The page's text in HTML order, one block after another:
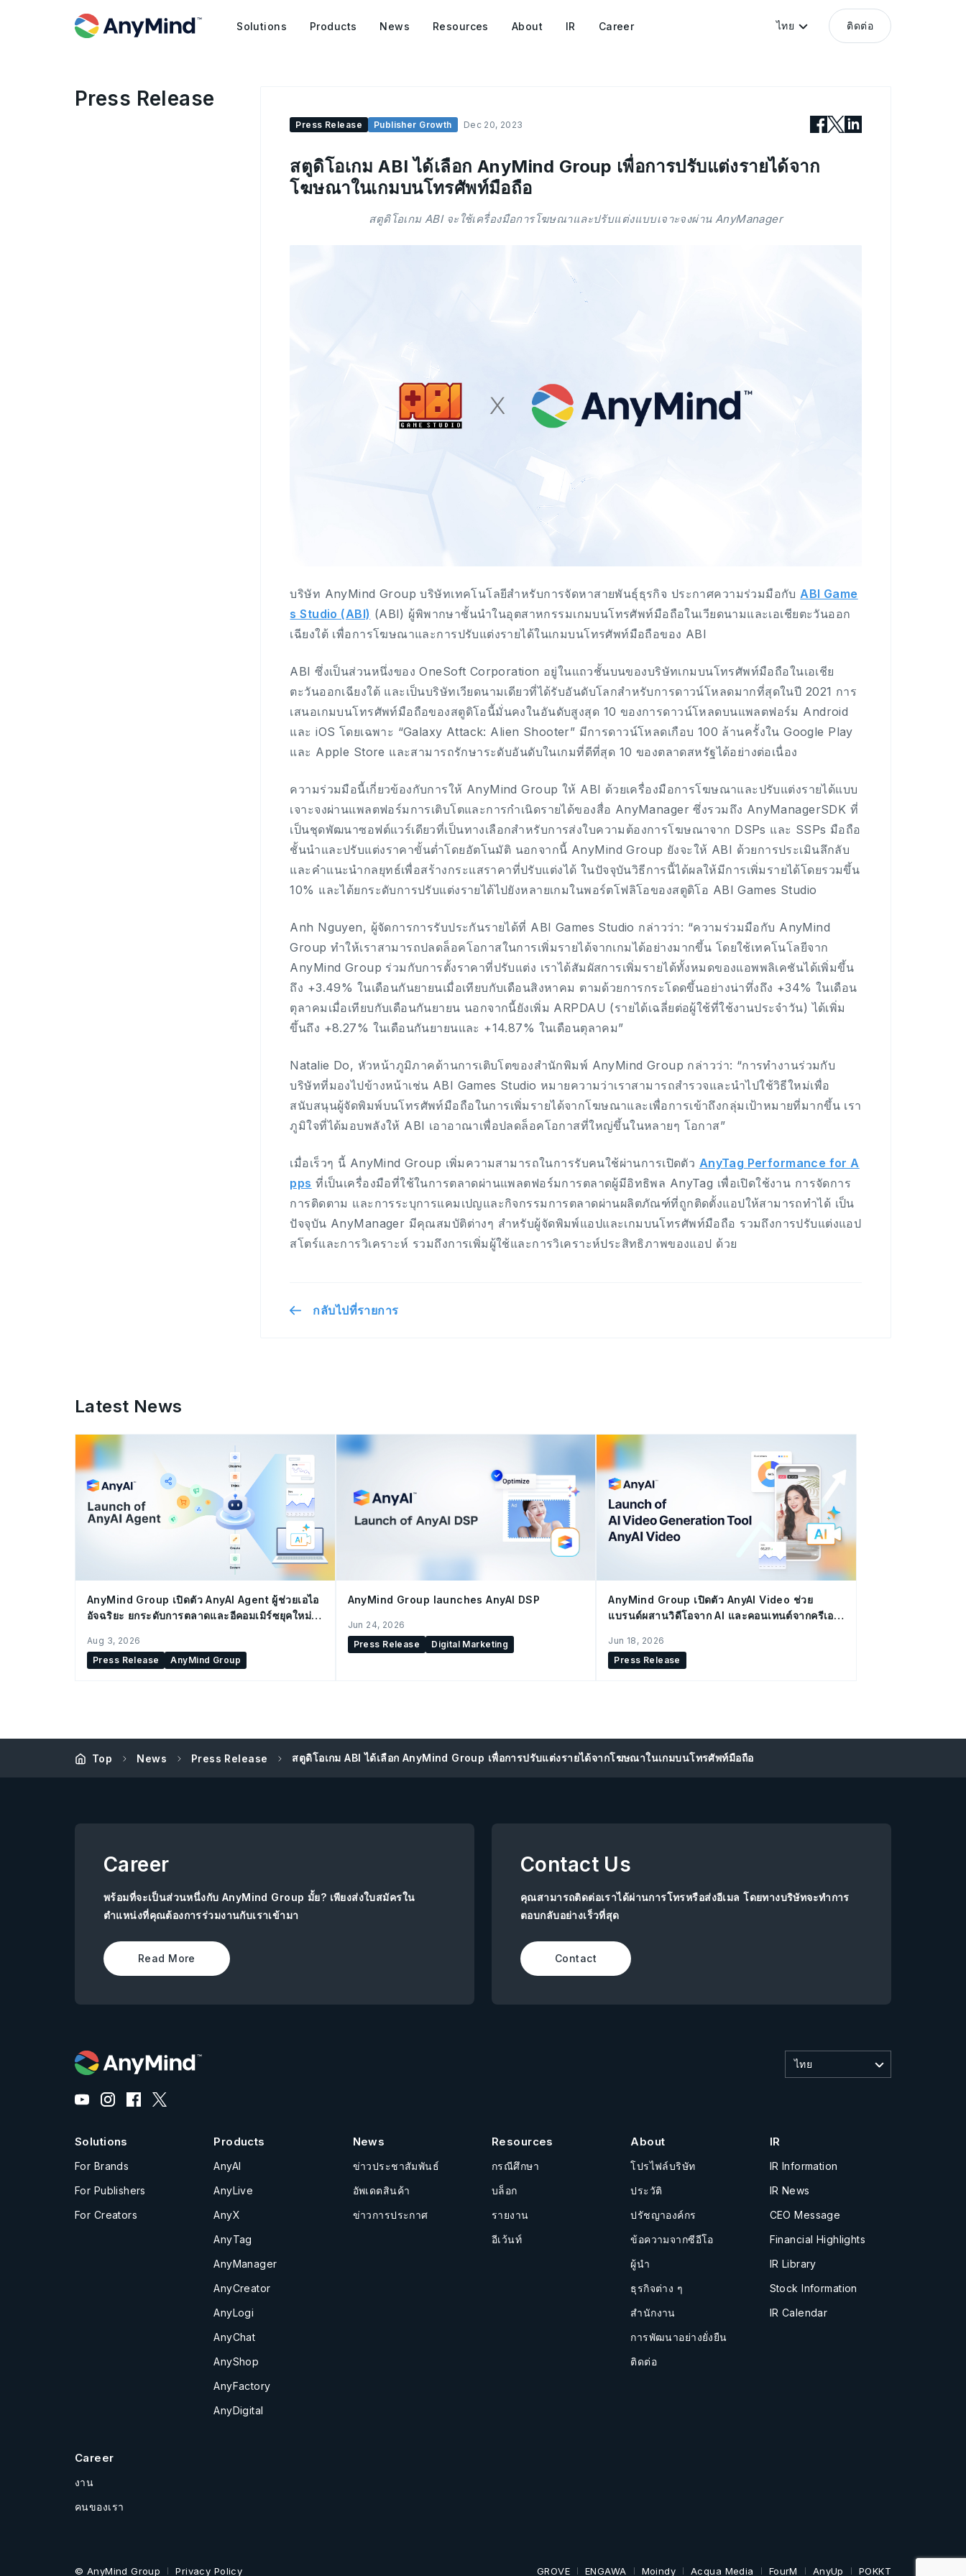
Solutions Products News Resources About IR Career ไทย ติดต่อ
Press Release
Press Release Publisher Growth Dec 20, 2023
สตูดิโอเกม ABI ได้เลือก AnyMind Group เพื่อการปรับแต่งรายได้จาก
โฆษณาในเกมบนโทรศัพท์มือถือ
สตูดิโอเกม ABI จะใช้เครื่องมือการโฆษณาและปรับแต่งแบบเจาะจงผ่าน AnyManager
บริษัท AnyMind Group บริษัทเทคโนโลยีสำหรับการจัดหาสายพันธุ์ธุรกิจ ประกาศความร่วมมือกับABI Game
s Studio (ABI) (ABI) ผู้พิพากษาชั้นนำในอุตสาหกรรมเกมบนโทรศัพท์มือถือในเวียดนามและเอเชียตะวันออก
เฉียงใต้ เพื่อการโฆษณาและการปรับแต่งรายได้ในเกมบนโทรศัพท์มือถือของ ABI
ABI ซึ่งเป็นส่วนหนึ่งของ OneSoft Corporation อยู่ในแถวชั้นบนของบริษัทเกมบนโทรศัพท์มือถือในเอเชีย
ตะวันออกเฉียงใต้ และเป็นบริษัทเวียดนามเดียวที่ได้รับอันดับโลกสำหรับการดาวน์โหลดมากที่สุดในปี 2021 การ
เสนอเกมบนโทรศัพท์มือถือของสตูดิโอนี้มั่นคงในอันดับสูงสุด 10 ของการดาวน์โหลดบนแพลตฟอร์ม Android
และ iOS โดยเฉพาะ “Galaxy Attack: Alien Shooter” มีการดาวน์โหลดเกือบ 100 ล้านครั้งใน Google Play
และ Apple Store และสามารถรักษาระดับอันดับในเกมที่ดีที่สุด 10 ของตลาดสหรัฐได้อย่างต่อเนื่อง
ความร่วมมือนี้เกี่ยวข้องกับการให้ AnyMind Group ให้ ABI ด้วยเครื่องมือการโฆษณาและปรับแต่งรายได้แบบ
เจาะจงผ่านแพลตฟอร์มการเติบโตและการกำเนิดรายได้ของสื่อ AnyManager ซึ่งรวมถึง AnyManagerSDK ที่
เป็นชุดพัฒนาซอฟต์แวร์เดียวที่เป็นทางเลือกสำหรับการส่งใบความต้องการโฆษณาจาก DSPs และ SSPs มือถือ
ชั้นนำและปรับแต่งราคาขั้นต่ำโดยอัตโนมัติ นอกจากนี้ AnyMind Group ยังจะให้ ABI ด้วยการประเมินลึกลับ
และคำแนะนำกลยุทธ์เพื่อสร้างกระแสราคาที่ปรับแต่งได้ ในปัจจุบันวิธีการนี้ได้ผลให้มีการเพิ่มรายได้โดยรวมขึ้น
10% และได้ยกระดับการปรับแต่งรายได้ไปยังหลายเกมในพอร์ตโฟลิโอของสตูดิโอ ABI Games Studio
Anh Nguyen, ผู้จัดการการรับประกันรายได้ที่ ABI Games Studio กล่าวว่า: “ความร่วมมือกับ AnyMind
Group ทำให้เราสามารถปลดล็อคโอกาสในการเพิ่มรายได้จากเกมได้อย่างมากขึ้น โดยใช้เทคโนโลยีจาก
AnyMind Group ร่วมกับการตั้งราคาที่ปรับแต่ง เราได้สัมผัสการเพิ่มรายได้ทั้งหมดของแอพพลิเคชันได้เพิ่มขึ้น
ถึง +3.49% ในเดือนกันยายนเมื่อเทียบกับเดือนสิงหาคม ตามด้วยการกระโดดขึ้นอย่างน่าทึ่งถึง +34% ในเดือน
ตุลาคมเมื่อเทียบกับเดือนกันยายน นอกจากนี้ยังเพิ่ม ARPDAU (รายได้เฉลี่ยต่อผู้ใช้ที่ใช้งานประจำวัน) ได้เพิ่ม
ขึ้นถึง +8.27% ในเดือนกันยายนและ +14.87% ในเดือนตุลาคม”
Natalie Do, หัวหน้าภูมิภาคด้านการเติบโตของสำนักพิมพ์ AnyMind Group กล่าวว่า: “การทำงานร่วมกับ
บริษัทที่มองไปข้างหน้าเช่น ABI Games Studio หมายความว่าเราสามารถสำรวจและนำไปใช้วิธีใหม่เพื่อ
สนับสนุนผู้จัดพิมพ์บนโทรศัพท์มือถือในการเพิ่มรายได้จากโฆษณาและเพื่อการเข้าถึงกลุ่มเป้าหมายที่มากขึ้น เรา
ภูมิใจที่ได้มอบพลังให้ ABI เอาอาณาเพื่อปลดล็อคโอกาสที่ใหญ่ขึ้นในหลายๆ โอกาส”
เมื่อเร็วๆ นี้ AnyMind Group เพิ่มความสามารถในการรับคนใช้ผ่านการเปิดตัว AnyTag Performance for A
pps ที่เป็นเครื่องมือที่ใช้ในการตลาดผ่านแพลตฟอร์มการตลาดผู้มีอิทธิพล AnyTag เพื่อเปิดใช้งาน การจัดการ
การติดตาม และการระบุการแคมเปญและกิจกรรมการตลาดผ่านผลิตภัณฑ์ที่ถูกติดตั้งแอปให้สามารถทำได้ เป็น
ปัจจุบัน AnyManager มีคุณสมบัติต่างๆ สำหรับผู้จัดพิมพ์แอปและเกมบนโทรศัพท์มือถือ รวมถึงการปรับแต่งแอป
สโตร์และการวิเคราะห์ รวมถึงการเพิ่มผู้ใช้และการวิเคราะห์ประสิทธิภาพของแอป ด้วย
กลับไปที่รายการ
Latest News
AnyMind Group เปิดตัว AnyAI Agent ผู้ช่วยเอไอ
อัจฉริยะ ยกระดับการตลาดและอีคอมเมิร์ซยุคใหม่
Aug 3, 2026
Press Release
AnyMind Group
AnyMind Group launches AnyAI DSP
Jun 24, 2026
Press Release
Digital Marketing
AnyMind Group เปิดตัว AnyAI Video ช่วย
แบรนด์ผสานวิดีโอจาก AI และคอนเทนต์จากครีเอ
Jun 18, 2026
Press Release
Top News Press Release สตูดิโอเกม ABI ได้เลือก AnyMind Group เพื่อการปรับแต่งรายได้จากโฆษณาในเกมบนโทรศัพท์มือถือ
Career
พร้อมที่จะเป็นส่วนหนึ่งกับ AnyMind Group มั้ย? เพียงส่งใบสมัครใน
ตำแหน่งที่คุณต้องการร่วมงานกับเราเข้ามา
Read More
Contact Us
คุณสามารถติดต่อเราได้ผ่านการโทรหรือส่งอีเมล โดยทางบริษัทจะทำการ
ตอบกลับอย่างเร็วที่สุด
Contact
ไทย
Solutions
For Brands
For Publishers
For Creators
Products
AnyAI
AnyLive
AnyX
AnyTag
AnyManager
AnyCreator
AnyLogi
AnyChat
AnyShop
AnyFactory
AnyDigital
News
ข่าวประชาสัมพันธ์
อัพเดตสินค้า
ข่าวการประกาศ
Resources
กรณีศึกษา
บล็อก
รายงาน
อีเว้นท์
About
โปรไฟล์บริษัท
ประวัติ
ปรัชญาองค์กร
ข้อความจากซีอีโอ
ผู้นำ
ธุรกิจต่าง ๆ
สำนักงาน
การพัฒนาอย่างยั่งยืน
ติดต่อ
IR
IR Information
IR News
CEO Message
Financial Highlights
IR Library
Stock Information
IR Calendar
Career
งาน
คนของเรา
© AnyMind Group Privacy Policy GROVE ENGAWA Moindy Acqua Media FourM AnyUp POKKT